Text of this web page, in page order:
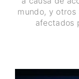
mundo, y otros
afectados